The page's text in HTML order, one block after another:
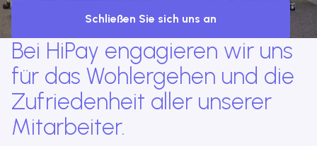
Schließen Sie sich uns an
Bei HiPay engagieren wir uns
für das Wohlergehen und die
Zufriedenheit aller unserer
Mitarbeiter.